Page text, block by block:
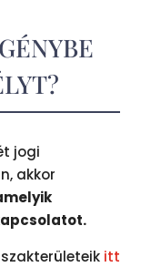
jogi
akkor
itt